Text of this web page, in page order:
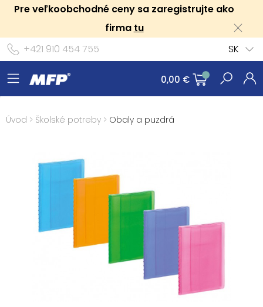
Pre veľkoobchodné ceny sa zaregistrujte ako
firma tu
+421 910 454 755
SK
0,00 €
Úvod > Školské potreby > Obaly a puzdrá